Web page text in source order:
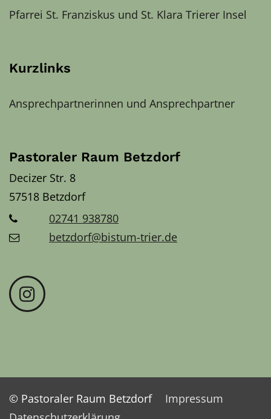
Pfarrei St. Franziskus und St. Klara Trierer Insel
Kurzlinks
Ansprechpartnerinnen und Ansprechpartner
Pastoraler Raum Betzdorf
Decizer Str. 8
57518 Betzdorf
02741 938780
betzdorf@bistum-trier.de
© Pastoraler Raum Betzdorf
Impressum